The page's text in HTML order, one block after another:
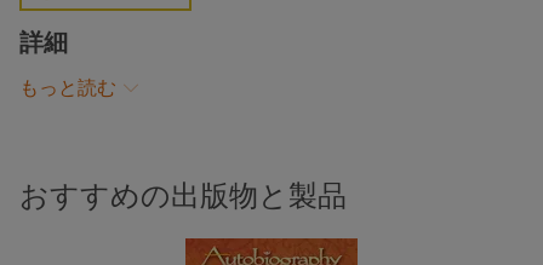
詳細
もっと読む
おすすめの出版物と製品